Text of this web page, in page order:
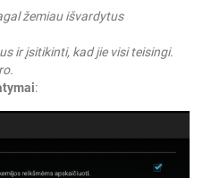
žemiau išvardytus
ir įsitikinti, kad jie visi teisingi.
: